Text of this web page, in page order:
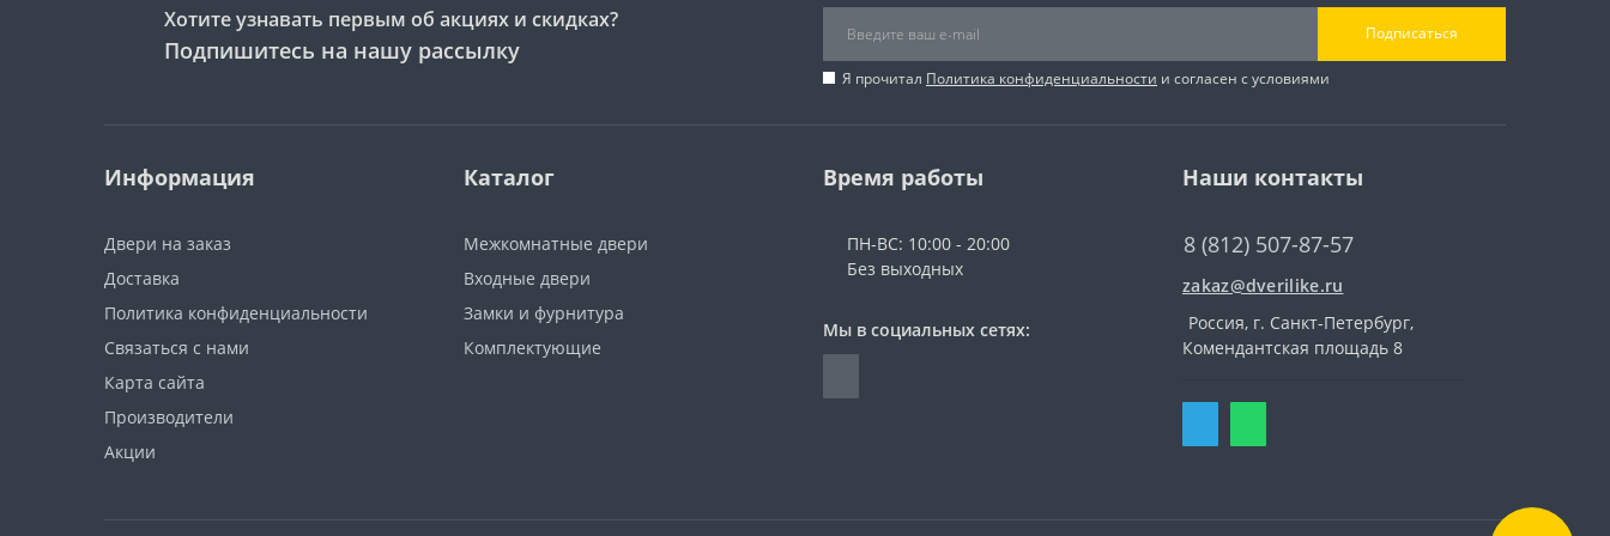
Хотите узнавать первым об акциях и скидках?
Подпишитесь на нашу рассылку
Подписаться
Я прочитал Политика конфиденциальности и согласен с условиями
Информация
Двери на заказ
Доставка
Политика конфиденциальности
Связаться с нами
Карта сайта
Производители
Акции
Каталог
Межкомнатные двери
Входные двери
Замки и фурнитура
Комплектующие
Время работы
ПН-ВС: 10:00 - 20:00
Без выходных
Мы в социальных сетях:
Наши контакты
8 (812) 507-87-57
zakaz@dverilike.ru
Россия, г. Санкт-Петербург,
Комендантская площадь 8